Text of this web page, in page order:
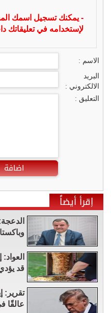
- يمكنك تسجيل اسمك
لإستخدامه في تعليقاتك
الاسم :
البريد
الالكتروني :
التعليق :
اضافة
إقرأ أيضاً
قد
تقرير:
عالقًا